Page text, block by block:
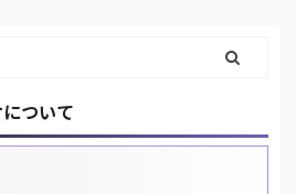
ついて